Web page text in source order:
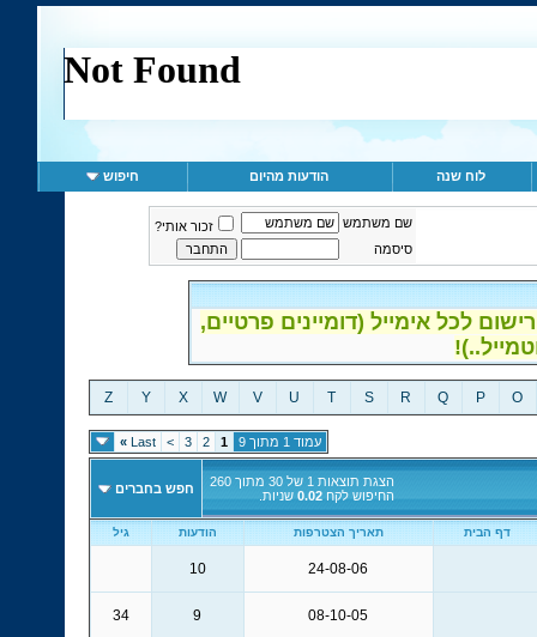
לוח שנה הודעות מהיום חיפוש
שם משתמש
זכור אותי?
סיסמה
לכל אימייל (דומיינים פרטיים,
O
P
Q
R
S
T
U
V
W
X
Y
Z
עמוד 1 מתוך 9 1
2
3
>
Last
»
הצגת תוצאות 1 של 30 מתוך 260
החיפוש לקח0.02 שניות. חפש בחברים
דף הבית תאריך הצטרפות הודעות גיל
24-08-06
10
08-10-05
9
34